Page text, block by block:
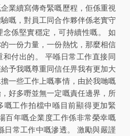
業續寫傳奇緊嘅歷程，佢係重視
嘅，對員工同合作夥伴係老實守
係堅實穩定，可持續性嘅。 如
一份力量，一份熱忱，那麼相信
付出的。 平喺日常工作直接同
予我嘅尊重同信任畀我有更加大
一些工作上嘅事情，由於我哋嘅
好多嘢並無一定嘅責任邊界，所
嘅工作拍檔中喺目前顯得更加緊
百年嘅企業度工作係非常榮幸嘅
日常工作中嘅滲透。 激勵與嚴謹